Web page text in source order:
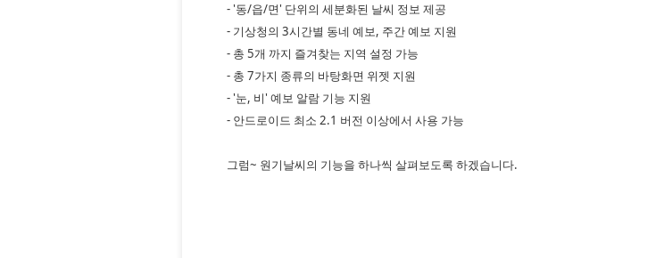
- '동/읍/면' 단위의 세분화된 날씨 정보 제공
- 기상청의 3시간별 동네 예보, 주간 예보 지원
- 총 5개 까지 즐겨찾는 지역 설정 가능
- 총 7가지 종류의 바탕화면 위젯 지원
- '눈, 비' 예보 알람 기능 지원
- 안드로이드 최소 2.1 버전 이상에서 사용 가능
그럼~ 원기날씨의 기능을 하나씩 살펴보도록 하겠습니다.